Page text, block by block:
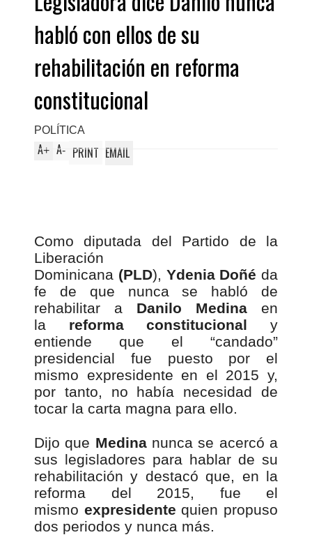
habló con ellos de su
rehabilitación en reforma
constitucional
POLÍTICA
A+ A- PRINT EMAIL
Como diputada del Partido de la
Liberación
Dominicana (PLD), Ydenia Doñé da
fe de que nunca se habló de
rehabilitar a Danilo Medina en
la reforma constitucional y
entiende que el “candado”
presidencial fue puesto por el
mismo expresidente en el 2015 y,
por tanto, no había necesidad de
tocar la carta magna para ello.
Dijo que Medinanunca se acercó a
sus legisladores para hablar de su
rehabilitación y destacó que, en la
reforma del 2015, fue el
mismo expresidente quien propuso
dos periodos y nunca más.